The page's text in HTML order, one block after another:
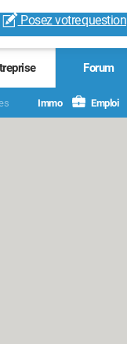
Posez votrequestion
Forum
Immo Emploi